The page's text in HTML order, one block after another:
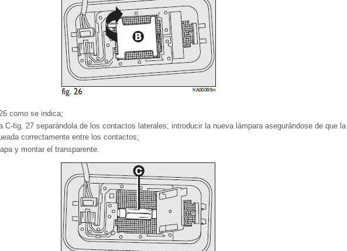
como se indica;
C-fig. 27 separándola de los contactos laterales; introducir la nueva lámpara asegurándose de que la
correctamente entre los contactos;
y montar el transparente.